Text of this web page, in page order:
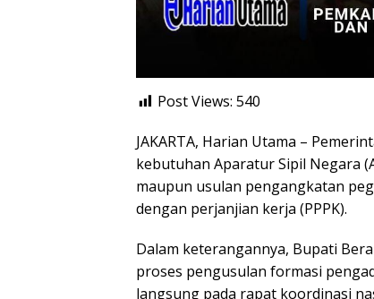
Post Views: 540
JAKARTA, Harian Utama –
kebutuhan Aparatur Sipil Negara
maupun usulan pengangkatan
dengan perjanjian kerja (PPPK).
Dalam keterangannya, Bupati
proses pengusulan formasi
langsung pada rapat koordinasi